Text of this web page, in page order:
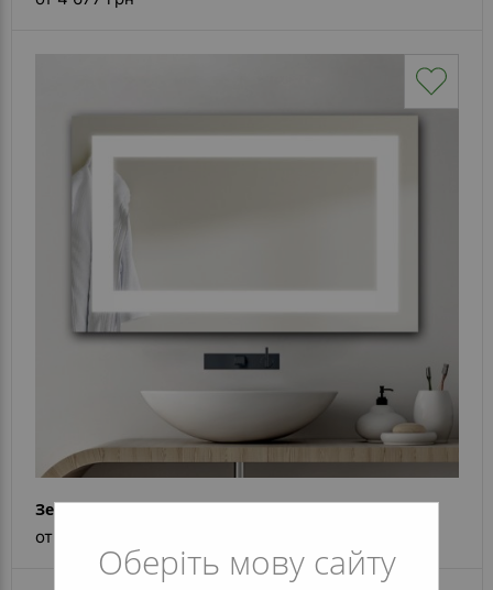
Оберіть мову сайту
Зеркало Elena
от 5 482 грн